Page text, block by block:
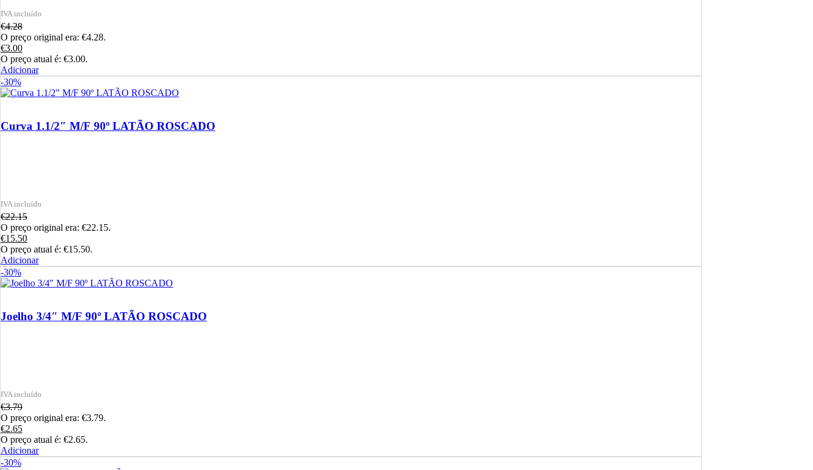
€4.28
O preço original era: €4.28.
€3.00
O preço atual é: €3.00.
Adicionar
-30%
Curva 1.1/2″ M/F 90º LATÃO ROSCADO
€22.15
O preço original era: €22.15.
€15.50
O preço atual é: €15.50.
Adicionar
-30%
Joelho 3/4″ M/F 90º LATÃO ROSCADO
€3.79
O preço original era: €3.79.
€2.65
O preço atual é: €2.65.
Adicionar
-30%